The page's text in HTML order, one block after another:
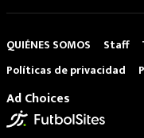
QUIÉNES SOMOS Staff
Políticas de privacidad
Ad Choices